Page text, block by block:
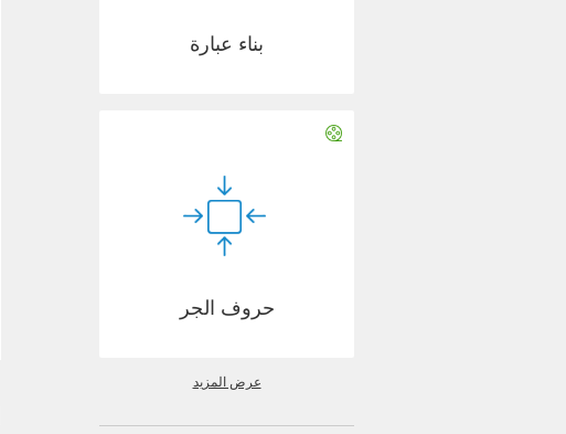
بناء عبارة
حروف الجر
عرض المزيد